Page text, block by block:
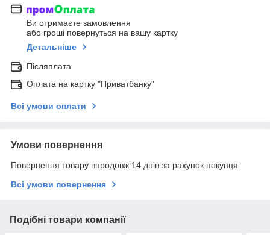
Ви отримаєте замовлення
або гроші повернуться на вашу картку
Детальніше
Післяплата
Оплата на картку "Приватбанку"
Всі умови оплати
Умови повернення
Повернення товару впродовж 14 днів за рахунок покупця
Всі умови повернення
Подібні товари компанії